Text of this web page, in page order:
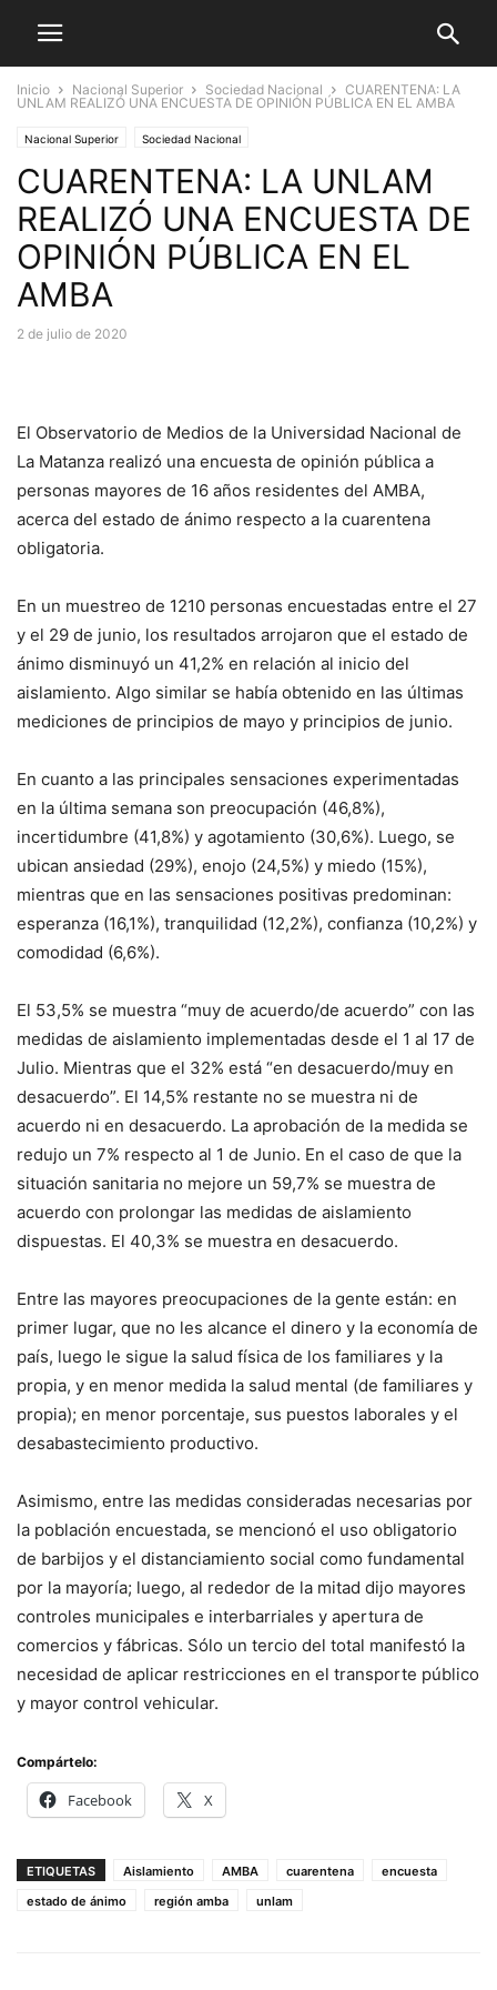
Inicio Nacional Superior Sociedad Nacional
CUARENTENA: LA
UNLAM REALIZÓ UNA ENCUESTA DE OPINIÓN PÚBLICA EN EL AMBA
Nacional Superior Sociedad Nacional
CUARENTENA: LA UNLAM
REALIZÓ UNA ENCUESTA DE
OPINIÓN PÚBLICA EN EL
AMBA
2 de julio de 2020
El Observatorio de Medios de la Universidad Nacional de
La Matanza realizó una encuesta de opinión pública a
personas mayores de 16 años residentes del AMBA,
acerca del estado de ánimo respecto a la cuarentena
obligatoria.
En un muestreo de 1210 personas encuestadas entre el 27
y el 29 de junio, los resultados arrojaron que el estado de
ánimo disminuyó un 41,2% en relación al inicio del
aislamiento. Algo similar se había obtenido en las últimas
mediciones de principios de mayo y principios de junio.
En cuanto a las principales sensaciones experimentadas
en la última semana son preocupación (46,8%),
incertidumbre (41,8%) y agotamiento (30,6%). Luego, se
ubican ansiedad (29%), enojo (24,5%) y miedo (15%),
mientras que en las sensaciones positivas predominan:
esperanza (16,1%), tranquilidad (12,2%), confianza (10,2%) y
comodidad (6,6%).
El 53,5% se muestra “muy de acuerdo/de acuerdo” con las
medidas de aislamiento implementadas desde el 1 al 17 de
Julio. Mientras que el 32% está “en desacuerdo/muy en
desacuerdo”. El 14,5% restante no se muestra ni de
acuerdo ni en desacuerdo. La aprobación de la medida se
redujo un 7% respecto al 1 de Junio. En el caso de que la
situación sanitaria no mejore un 59,7% se muestra de
acuerdo con prolongar las medidas de aislamiento
dispuestas. El 40,3% se muestra en desacuerdo.
Entre las mayores preocupaciones de la gente están: en
primer lugar, que no les alcance el dinero y la economía de
país, luego le sigue la salud física de los familiares y la
propia, y en menor medida la salud mental (de familiares y
propia); en menor porcentaje, sus puestos laborales y el
desabastecimiento productivo.
Asimismo, entre las medidas consideradas necesarias por
la población encuestada, se mencionó el uso obligatorio
de barbijos y el distanciamiento social como fundamental
por la mayoría; luego, al rededor de la mitad dijo mayores
controles municipales e interbarriales y apertura de
comercios y fábricas. Sólo un tercio del total manifestó la
necesidad de aplicar restricciones en el transporte público
y mayor control vehicular.
Compártelo:
Facebook X
ETIQUETAS Aislamiento AMBA cuarentena
encuesta
estado de ánimo
región amba unlam